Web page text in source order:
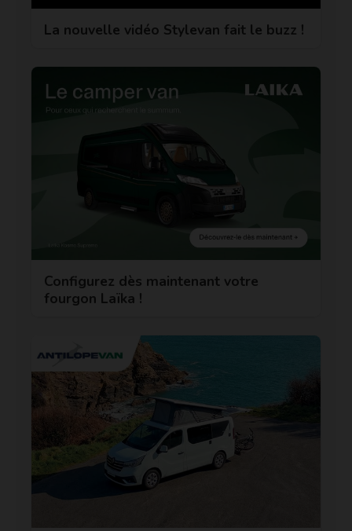
La nouvelle vidéo Stylevan fait le buzz !
Configurez dès maintenant votre
fourgon Laïka !